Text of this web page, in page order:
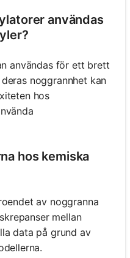
användas
användas för ett brett
noggrannhet kan
hos
hos kemiska
av noggranna
mellan
data på grund av